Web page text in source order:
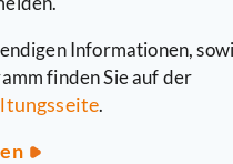
Informationen,
finden Sie auf der
.
Anmeldung